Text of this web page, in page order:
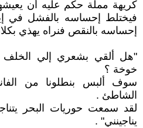
كريهة مملة حكم عليه أن
فيختلط إحساسه بالفشل في
إحساسه بالنقص فنراه يهذي
"هل ألقي بشعري إلي
خوخة ؟
سوف ألبس بنطلونا من
الشاطئ .
لقد سمعت حوريات البحر
يناجينني" .